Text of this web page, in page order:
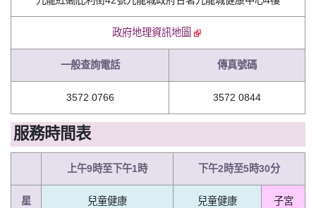
政府地理資訊地圖
一般查詢電話 傳真號碼
3572 0766 3572 0844
服務時間表
上午9時至下午1時 下午2時至5時30分
星
兒童健康 兒童健康
子宮